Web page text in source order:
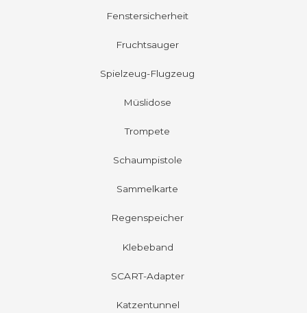
Fenstersicherheit
Fruchtsauger
Spielzeug-Flugzeug
Müslidose
Trompete
Schaumpistole
Sammelkarte
Regenspeicher
Klebeband
SCART-Adapter
Katzentunnel